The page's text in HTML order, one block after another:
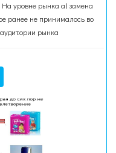
уровне рынка а) замена
ранее не принималось во
рынка